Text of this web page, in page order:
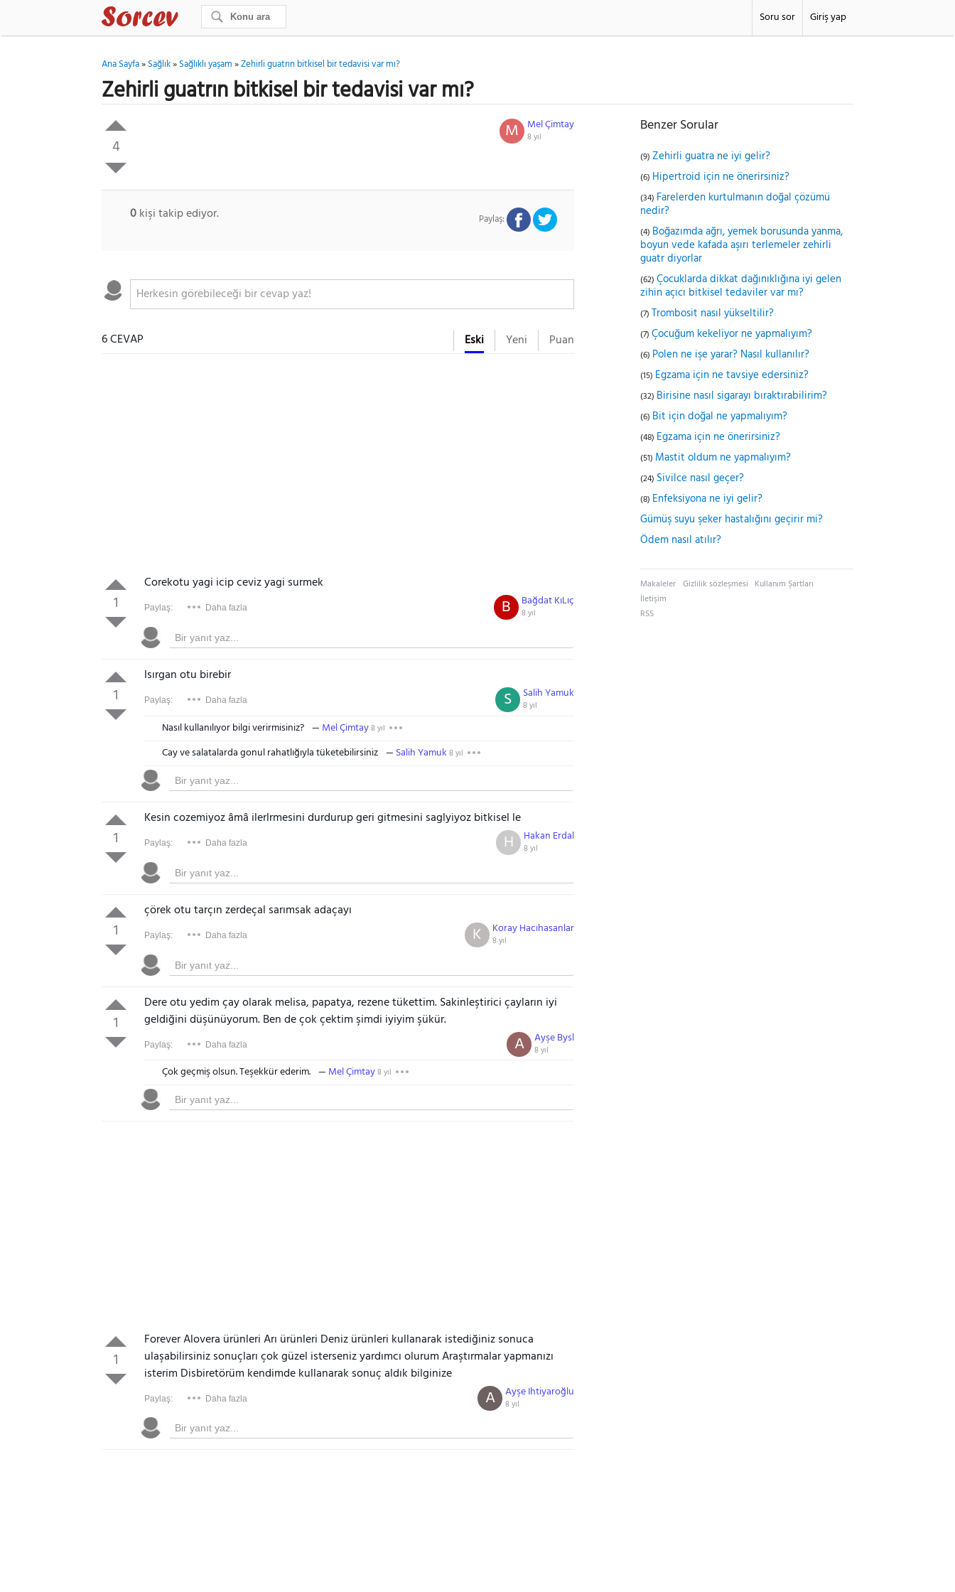
Giriş yap
Soru sor
Ana Sayfa»Sağlık»Sağlıklı yaşam»Zehirli guatrın bitkisel bir tedavisi var mı?
Zehirli guatrın bitkisel bir tedavisi var mı?
4
Mel Çimtay
8 yıl
M
0kişi takip ediyor. Paylaş:
6 CEVAP Eski Yeni Puan
1
Corekotu yagi icip ceviz yagi surmek
Paylaş: Daha fazla Bağdat KıLıç
8 yıl
B
1
Isırgan otu birebir
Paylaş: Daha fazla Salih Yamuk
8 yıl
S
Nasıl kullanılıyor bilgi verirmisiniz? Mel Çimtay8 yıl
Cay ve salatalarda gonul rahatlığıyla tüketebilirsiniz Salih Yamuk 8 yıl
1
Kesin cozemiyoz âmâ ilerlrmesini durdurup geri gitmesini saglyiyoz bitkisel le
Paylaş: Daha fazla Hakan Erdal
8 yıl
H
1
çörek otu tarçın zerdeçal sarımsak adaçayı
Paylaş: Daha fazla Koray Hacıhasanlar
8 yıl
K
1
Dere otu yedim çay olarak melisa, papatya, rezene tükettim. Sakinleştirici çayların iyi
geldiğini düşünüyorum. Ben de çok çektim şimdi iyiyim şükür.
Paylaş: Daha fazla Ayşe Bysl
8 yıl
A
Çok geçmiş olsun. Teşekkür ederim. Mel Çimtay8 yıl
1
Forever Alovera ürünleri Arı ürünleri Deniz ürünleri kullanarak istediğiniz sonuca
ulaşabilirsiniz sonuçları çok güzel isterseniz yardımcı olurum Araştırmalar yapmanızı
isterim Disbiretörüm kendimde kullanarak sonuç aldık bilginize
Paylaş: Daha fazla Ayşe Ihtiyaroğlu
8 yıl
A
Benzer Sorular
(9) Zehirli guatra ne iyi gelir?
(6) Hipertroid için ne önerirsiniz?
(34) Farelerden kurtulmanın doğal çözümü
nedir?
(4) Boğazımda ağrı, yemek borusunda yanma,
boyun vede kafada aşırı terlemeler zehirli
guatr diyorlar
(62) Çocuklarda dikkat dağınıklığına iyi gelen
zihin açıcı bitkisel tedaviler var mı?
(7) Trombosit nasıl yükseltilir?
(7) Çocuğum kekeliyor ne yapmalıyım?
(6) Polen ne işe yarar? Nasıl kullanılır?
(15) Egzama için ne tavsiye edersiniz?
(32) Birisine nasıl sigarayı bıraktırabilirim?
(6) Bit için doğal ne yapmalıyım?
(48) Egzama için ne önerirsiniz?
(51) Mastit oldum ne yapmalıyım?
(24) Sivilce nasıl geçer?
(8) Enfeksiyona ne iyi gelir?
Gümüş suyu şeker hastalığını geçirir mi?
Ödem nasıl atılır?
Makaleler Gizlilik sözleşmesi Kullanım Şartları
İletişim
RSS